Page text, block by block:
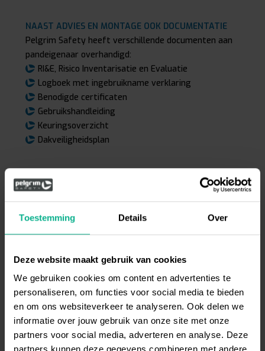
Toestemming Details Over
Deze website maakt gebruik van cookies
We gebruiken cookies om content en advertenties te
personaliseren, om functies voor social media te bieden
en om ons websiteverkeer te analyseren. Ook delen we
informatie over jouw gebruik van onze site met onze
partners voor social media, adverteren en analyse. Deze
NAAST ADVIES EN MONTAGE OOK DOCUMENTATIE
Pelgrim Safety heeft verschillende documenten aan
pandeigenaar overhandigd:
RI&E, Risico Inventarisatie en Evaluatie
Logboek met ingebruikname verklaring
Benodigde certificaten
Gebruikshandleiding
Keuringsoverzicht
Dakveiligheidsplan
Bekijk de foto’s van het project of neem contactmet
info@pelgrimsafety.nl
TERUG NAAR OVERZICHT